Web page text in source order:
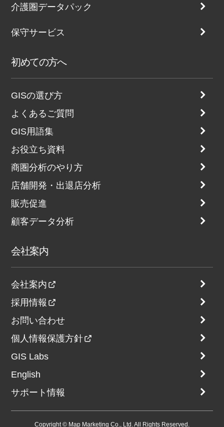
介護圏データパック
保守サービス
初めての方へ
GISの選び方
よくあるご質問
GIS用語集
お役立ち資料
商圏分析のやり方
店舗開発・出退店分析
販売促進
顧客データ分析
会社案内
会社案内
採用情報
お問い合わせ
個人情報保護方針
GIS Labs
English
サポート情報
Copyright © Map Marketing Co., Ltd. All Rights Reserved.